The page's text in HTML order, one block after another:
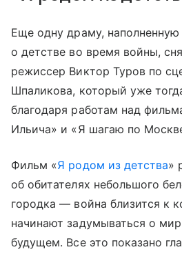
Еще одну драму,
о детстве во время войны,
режиссер Виктор Туров по
Шпаликова, который уже
благодаря работам над
Ильича» и «Я шагаю по
Фильм «Я родом из детства»
об обитателях небольшого
городка — война близится к
начинают задумываться о
будущем. Все это показано